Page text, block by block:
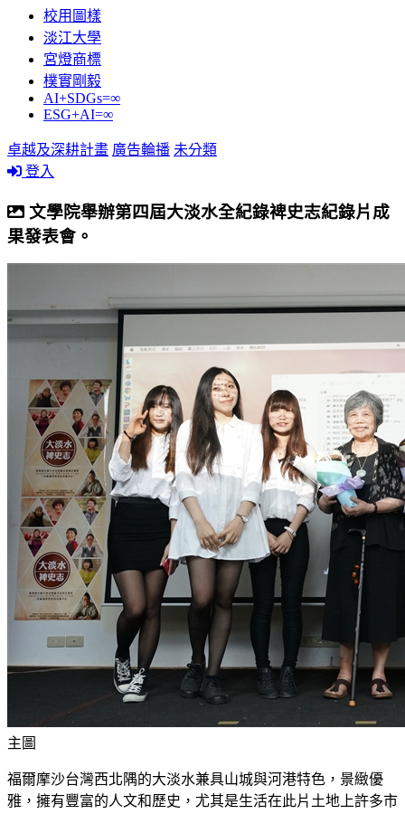
校用圖樣
淡江大學
宮燈商標
樸實剛毅
AI+SDGs=∞
ESG+AI=∞
卓越及深耕計畫 廣告輪播 未分類
登入
文學院舉辦第四屆大淡水全紀錄裨史志紀錄片成
果發表會。
主圖
福爾摩沙台灣西北隅的大淡水兼具山城與河港特色，景緻優
雅，擁有豐富的人文和歷史，尤其是生活在此片土地上許多市